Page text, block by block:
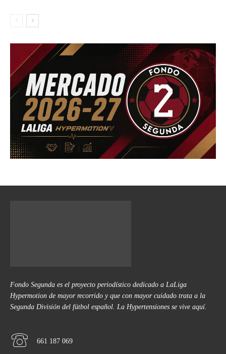
Fondo Segunda es el proyecto periodístico dedicado a LaLiga
Hypermotion de mayor recorrido y que con mayor cuidado trata a la
Segunda División del fútbol español. La Hypertensiones se vive aquí.
661 187 069